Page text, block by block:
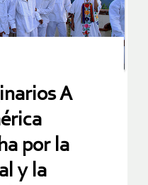
A
por la
y la